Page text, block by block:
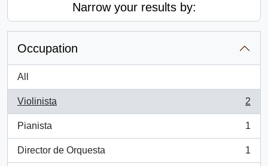
Narrow your results by:
Occupation
All
Violinista
, 2 results
2
Pianista
, 1 results
1
Director de Orquesta
, 1 results
1